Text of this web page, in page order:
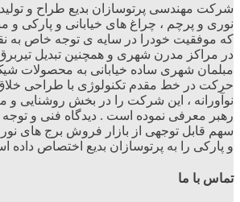
شرکت مهندسی پرتوسازان بدیع طراح و
نوری و پرچم ، چراغ های خیابانی و پارکی
که موفقیت خودرا در سایه ی توجه خاص
در مراکز مدرن شهری و همچنین تبدیل
مبلمان شهری ساده خیابانی به محصولات
حرکت در خط مقدم تکنولوژی با طراحی
نوآورانه ، این شرکت را در بخش روشنایی و
رهبر معرفی نموده است . دیدگاه فنی و توجه
سهم قابل توجهی از بازار فروش برج های
و پارکی را به پرتوسازان بدیع اختصاص داده
تماس با ما